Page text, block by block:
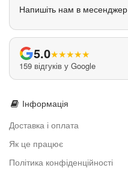
Напишіть нам в месенджер
5.0★★★★★
159 відгуків у Google
Інформація
Доставка і оплата
Як це працює
Політика конфіденційності